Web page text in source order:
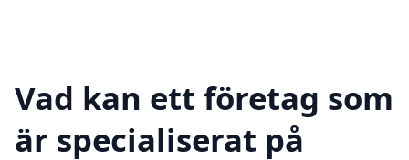
Vad kan ett företag som
är specialiserat på